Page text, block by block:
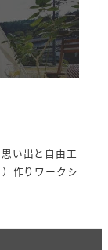
い出と自由工
作りワークシ